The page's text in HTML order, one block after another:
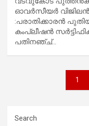
ഓവര്‍സീയര്‍
:പരാതിക്കാരന്‍
കംപ്ലീഷന്‍
പതിനഞ്ച്…
1
Search